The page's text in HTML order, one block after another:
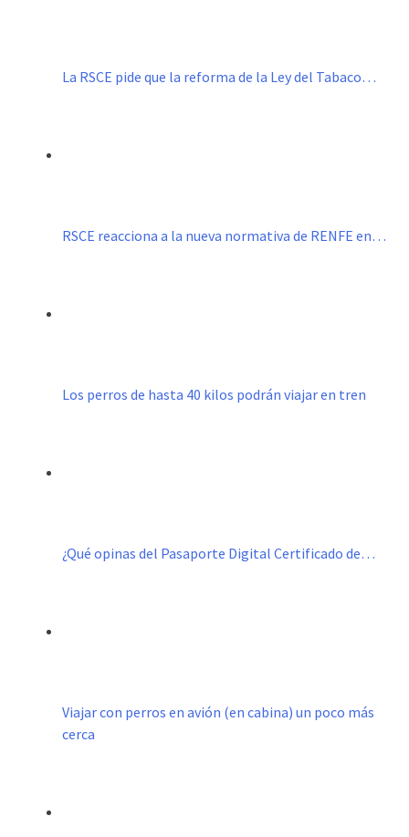
La RSCE pide que la reforma de la Ley del Tabaco…
RSCE reacciona a la nueva normativa de RENFE en…
Los perros de hasta 40 kilos podrán viajar en tren
¿Qué opinas del Pasaporte Digital Certificado de…
Viajar con perros en avión (en cabina) un poco más
cerca